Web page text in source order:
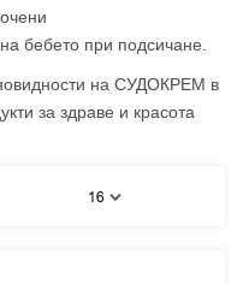
бебето при подсичане.
на СУДОКРЕМ в
за здраве и красота
16